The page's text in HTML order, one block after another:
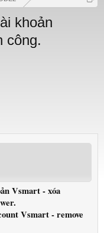
khoản
công.
Vsmart - xóa
Vsmart - remove